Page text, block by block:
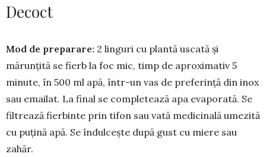
Decoct
Mod de preparare: 2 linguri cu plantă uscată și
mărunțită se fierb la foc mic, timp de aproximativ 5
minute, în 500 ml apă, într-un vas de preferință din inox
sau emailat. La final se com­ple­tează apa evaporată. Se
filtrează fierbinte prin tifon sau vată medicinală umezită
cu puțină apă. Se îndulcește după gust cu miere sau
zahăr.